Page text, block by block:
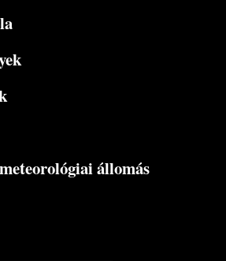
állomás